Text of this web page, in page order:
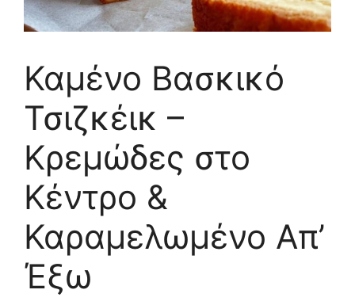
Καμένο Βασκικό
Τσιζκέικ –
Κρεμώδες στο
Κέντρο &
Καραμελωμένο Απ’
Έξω